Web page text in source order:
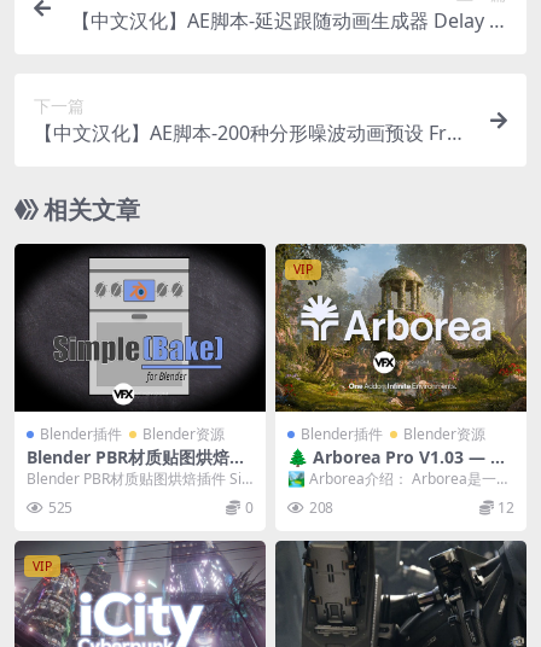
【中文汉化】AE脚本-延迟跟随动画生成器 Delay M
下一篇
【中文汉化】AE脚本-200种分形噪波动画预设 Frac
相关文章
Blender插件 Blender资源
Blender PBR材质贴图烘焙插
件 SimpleBake V2.7.1
Blender PBR材质贴图烘焙插件 Si
525 0
VIP
Blender插件 Blender资源
🌲 Arborea Pro V1.03 — Bl
ender高品质自然环境资产库
与程序化生态生成工具
🏞️ Arborea介绍： Arborea是一款
208 12
VIP